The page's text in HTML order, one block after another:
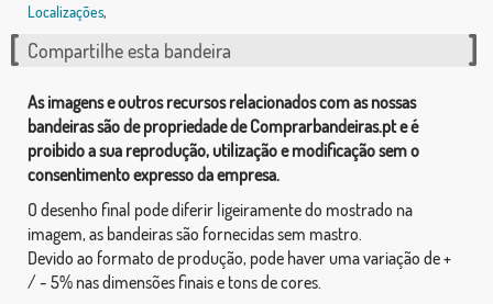
Localizações,
Compartilhe esta bandeira
As imagens e outros recursos relacionados com as nossas
bandeiras são de propriedade de Comprarbandeiras.pt e é
proibido a sua reprodução, utilização e modificação sem o
consentimento expresso da empresa.
O desenho final pode diferir ligeiramente do mostrado na
imagem, as bandeiras são fornecidas sem mastro.
Devido ao formato de produção, pode haver uma variação de +
/ - 5% nas dimensões finais e tons de cores.